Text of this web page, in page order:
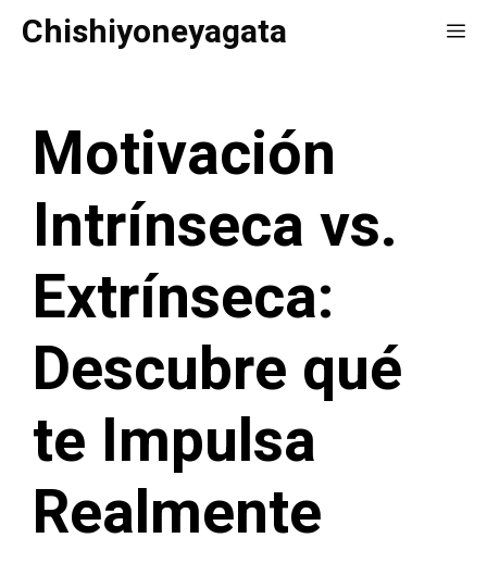
SaltarChishiyoneyagata
Motivación
Intrínseca vs.
Extrínseca:
Descubre qué
te Impulsa
Realmente